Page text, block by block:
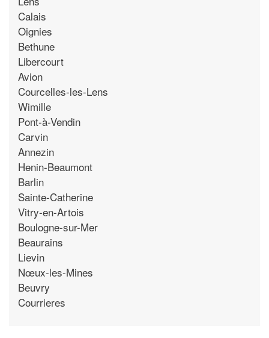
Calais
Oignies
Bethune
Libercourt
Avion
Courcelles-les-Lens
Wimille
Pont-à-Vendin
Carvin
Annezin
Henin-Beaumont
Barlin
Sainte-Catherine
Vitry-en-Artois
Boulogne-sur-Mer
Beaurains
Lievin
Nœux-les-Mines
Beuvry
Courrieres